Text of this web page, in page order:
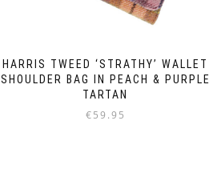
HARRIS TWEED ‘STRATHY’ WALLET
SHOULDER BAG IN PEACH & PURPLE
TARTAN
€59.95